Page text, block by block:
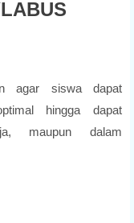
agar siswa dapat
hingga dapat
maupun dalam